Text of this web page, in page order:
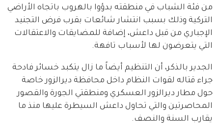
من فئة الشباب في منطقته بدؤوا بالهروب باتجاه الأراضي
التركية وذلك بسبب انتشار شائعات بقرب فرض التجنيد
الإجباري من قبل داعش، إضافة للمضايقات والاعتقالات
التي يتعرضون لها لأسباب تافهة.
الجدير بالذكر، أن التنظيم أيضاً ما زال يتكبد خسائر فادحة
جراء قتاله لقوات النظام داخل محافظة ديرالزور خاصة
حول مطار ديرالزور العسكري ومنطقتي الجورة والقصور
المحاصرتين والتي تحاول داعش السيطرة عليها منذ ما
يقارب السنة والنصف.